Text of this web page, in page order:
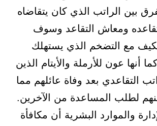
بين الراتب الذي كان يتقاضاه
ومعاش التقاعد وسوف
مع التضخم الذي يستهلك
أنها عون للأرملة والأيتام الذين
التقاعدي بعد وفاة عائلهم مما
لطلب المساعدة من الآخرين.
والموارد البشرية أن مكافأة